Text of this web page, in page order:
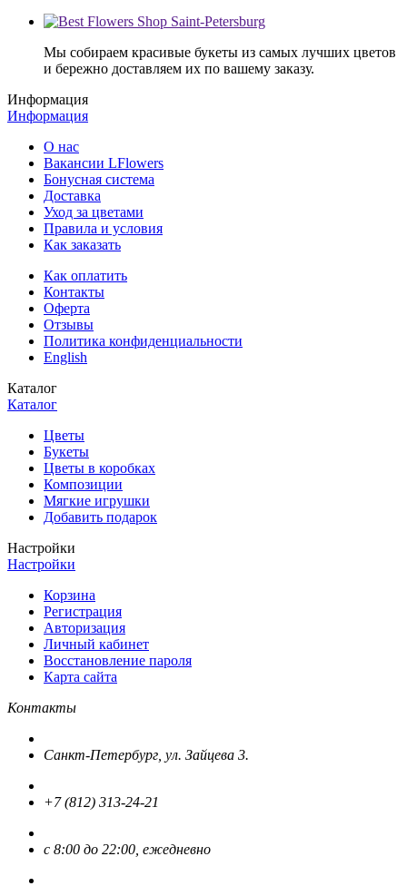
Мы собираем красивые букеты из самых лучших цветов
и бережно доставляем их по вашему заказу.
Информация
Информация
О нас
Вакансии LFlowers
Бонусная система
Доставка
Уход за цветами
Правила и условия
Как заказать
Как оплатить
Контакты
Оферта
Отзывы
Политика конфиденциальности
English
Каталог
Каталог
Цветы
Букеты
Цветы в коробках
Композиции
Мягкие игрушки
Добавить подарок
Настройки
Настройки
Корзина
Регистрация
Авторизация
Личный кабинет
Восстановление пароля
Карта сайта
Контакты
Санкт-Петербург, ул. Зайцева 3.
+7 (812) 313-24-21
с 8:00 до 22:00, ежедневно